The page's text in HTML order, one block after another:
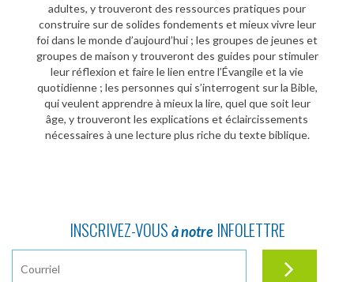
adultes, y trouveront des ressources pratiques pour
construire sur de solides fondements et mieux vivre leur
foi dans le monde d’aujourd’hui ; les groupes de jeunes et
groupes de maison y trouveront des guides pour stimuler
leur réflexion et faire le lien entre l’Évangile et la vie
quotidienne ; les personnes qui s’interrogent sur la Bible,
qui veulent apprendre à mieux la lire, quel que soit leur
âge, y trouveront les explications et éclaircissements
nécessaires à une lecture plus riche du texte biblique.
INSCRIVEZ-VOUS à notreINFOLETTRE